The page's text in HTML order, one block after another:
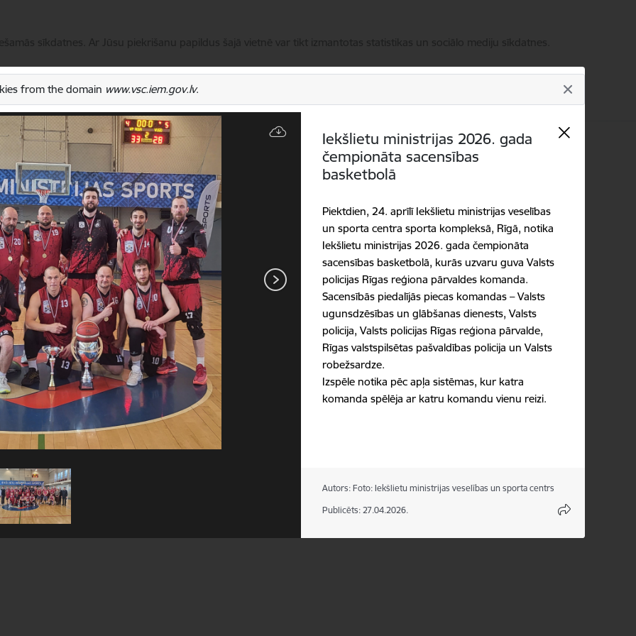
Pārvaldīt sīkdatnes
Pakalpojumi Aktualitātes
Meklēt
from the domain www.vsc.iem.gov.lv.
Iekšlietu ministrijas 2026. gada
čempionāta sacensības
basketbolā
Piektdien, 24. aprīlī Iekšlietu ministrijas veselības
un sporta centra sporta kompleksā, Rīgā, notika
Iekšlietu ministrijas 2026. gada čempionāta
sacensības basketbolā, kurās uzvaru guva Valsts
policijas Rīgas reģiona pārvaldes komanda.
Sacensībās piedalījās piecas komandas – Valsts
ugunsdzēsības un glābšanas dienests, Valsts
policija, Valsts policijas Rīgas reģiona pārvalde,
Rīgas valstspilsētas pašvaldības policija un Valsts
robežsardze.
Izspēle notika pēc apļa sistēmas, kur katra
komanda spēlēja ar katru komandu vienu reizi.
Autors: Foto: Iekšlietu ministrijas veselības un sporta centrs
Publicēts: 27.04.2026.